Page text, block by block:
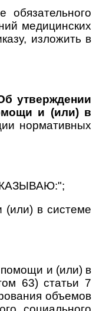
медицинских
изложить в
утверждении
и (или) в
нормативных
(или) в системе
помощи и (или) в
63) статьи 7
объемов